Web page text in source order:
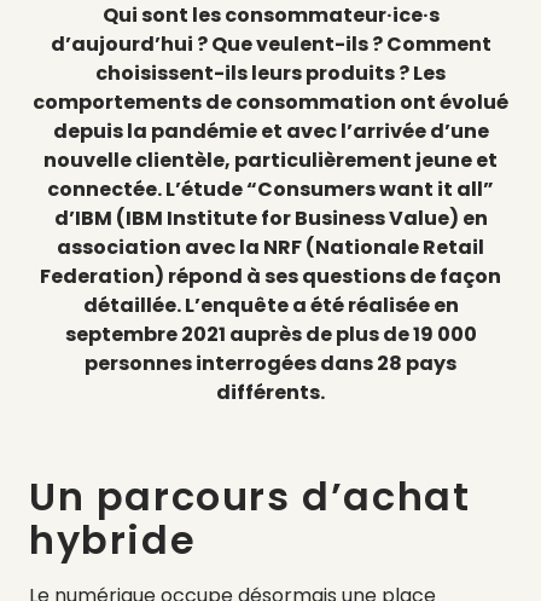
Qui sont les consommateur·ice·s
d’aujourd’hui ? Que veulent-ils ? Comment
choisissent-ils leurs produits ? Les
comportements de consommation ont évolué
depuis la pandémie et avec l’arrivée d’une
nouvelle clientèle, particulièrement jeune et
connectée. L’étude “Consumers want it all”
d’IBM (IBM Institute for Business Value) en
association avec la NRF (Nationale Retail
Federation) répond à ses questions de façon
détaillée. L’enquête a été réalisée en
septembre 2021 auprès de plus de 19 000
personnes interrogées dans 28 pays
différents.
Un parcours d’achat
hybride